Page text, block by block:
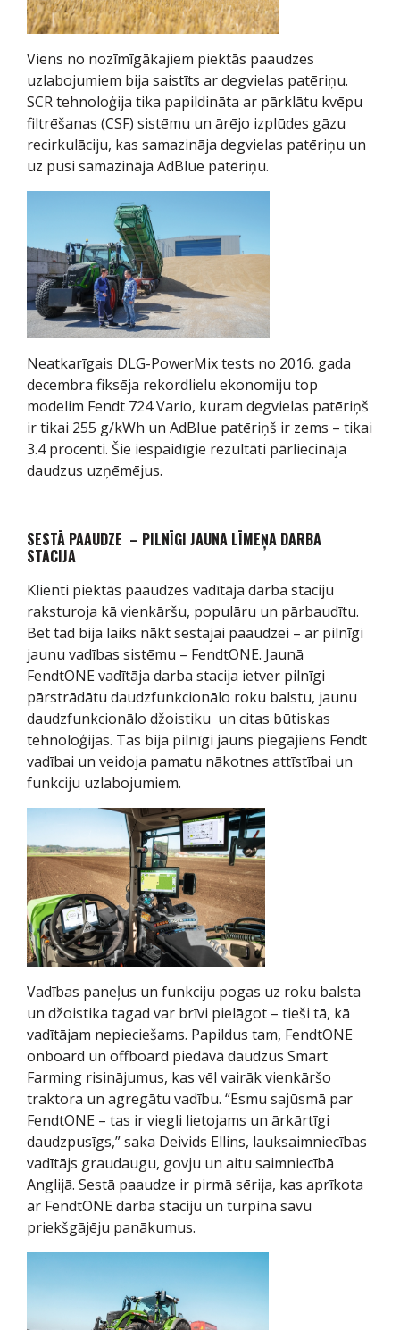
Viens no nozīmīgākajiem piektās paaudzes
uzlabojumiem bija saistīts ar degvielas patēriņu.
SCR tehnoloģija tika papildināta ar pārklātu kvēpu
filtrēšanas (CSF) sistēmu un ārējo izplūdes gāzu
recirkulāciju, kas samazināja degvielas patēriņu un
uz pusi samazināja AdBlue patēriņu.
Neatkarīgais DLG-PowerMix tests no 2016. gada
decembra fiksēja rekordlielu ekonomiju top
modelim Fendt 724 Vario, kuram degvielas patēriņš
ir tikai 255 g/kWh un AdBlue patēriņš ir zems – tikai
3.4 procenti. Šie iespaidīgie rezultāti pārliecināja
daudzus uzņēmējus.
SESTĀ PAAUDZE – PILNĪGI JAUNA LĪMEŅA DARBA
STACIJA
Klienti piektās paaudzes vadītāja darba staciju
raksturoja kā vienkāršu, populāru un pārbaudītu.
Bet tad bija laiks nākt sestajai paaudzei – ar pilnīgi
jaunu vadības sistēmu – FendtONE. Jaunā
FendtONE vadītāja darba stacija ietver pilnīgi
pārstrādātu daudzfunkcionālo roku balstu, jaunu
daudzfunkcionālo džoistiku un citas būtiskas
tehnoloģijas. Tas bija pilnīgi jauns piegājiens Fendt
vadībai un veidoja pamatu nākotnes attīstībai un
funkciju uzlabojumiem.
Vadības paneļus un funkciju pogas uz roku balsta
un džoistika tagad var brīvi pielāgot – tieši tā, kā
vadītājam nepieciešams. Papildus tam, FendtONE
onboard un offboard piedāvā daudzus Smart
Farming risinājumus, kas vēl vairāk vienkāršo
traktora un agregātu vadību. “Esmu sajūsmā par
FendtONE – tas ir viegli lietojams un ārkārtīgi
daudzpusīgs,” saka Deivids Ellins, lauksaimniecības
vadītājs graudaugu, govju un aitu saimniecībā
Anglijā. Sestā paaudze ir pirmā sērija, kas aprīkota
ar FendtONE darba staciju un turpina savu
priekšgājēju panākumus.